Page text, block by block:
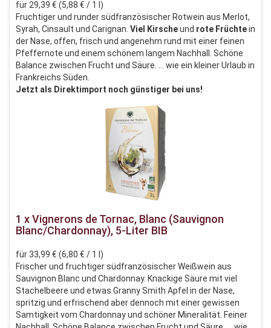
für 29,39 € (5,88 € / 1 l)
Fruchtiger und runder südfranzösischer Rotwein aus Merlot,
Syrah, Cinsault und Carignan. Viel Kirscheund rote Früchtein
der Nase, offen, frisch und angenehm rund mit einer feinen
Pfeffernote und einem schönem langem Nachhall. Schöne
Balance zwischen Frucht und Säure. ... wie ein kleiner Urlaub in
Frankreichs Süden.
Jetzt als Direktimport noch günstiger bei uns!
1 x Vignerons de Tornac, Blanc (Sauvignon
Blanc/Chardonnay), 5-Liter BIB
für 33,99 € (6,80 € / 1 l)
Frischer und fruchtiger südfranzösischer Weißwein aus
Sauvignon Blanc und Chardonnay. Knackige Säure mit viel
Stachelbeere und etwas Granny Smith Apfel in der Nase,
spritzig und erfrischend aber dennoch mit einer gewissen
Samtigkeit vom Chardonnay und schöner Mineralität. Feiner